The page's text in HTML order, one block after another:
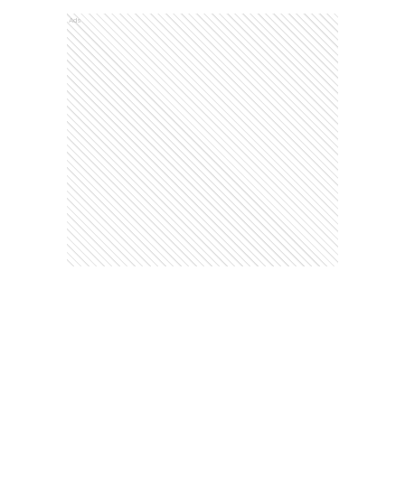
Ads